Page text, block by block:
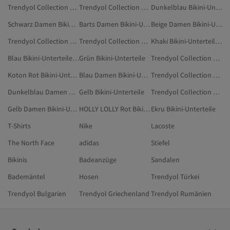
Trendyol Collection Mehrfarbig Bikini-Unterteile
Trendyol Collection Türkis Bikini-Unterteile
Dunkelblau Bikini-Unterteile In Übergröße
Schwarz Damen Bikini-Unterteile In Übergröße
Barts Damen Bikini-Unterteile
Beige Damen Bikini-Unterteile
Trendyol Collection Burgundrot Bikinis
Trendyol Collection Khaki Bikini-Unterteile
Khaki Bikini-Unterteile In Übergröße
Blau Bikini-Unterteile In ÜbergrößeGrün Bikini-Unterteile
Trendyol Collection Ekru Bikini-Unterteile
Koton Rot Bikini-Unterteile
Blau Damen Bikini-Unterteile In Übergröße
Trendyol Collection Grün Bikini-Unterteile
Dunkelblau Damen Bikini-Unterteile In Übergröße Gelb Bikini-Unterteile
Trendyol Collection Burgundrot Bikini-Oberteile
Gelb Damen Bikini-Unterteile
HOLLY LOLLY Rot Bikini-Unterteile Ekru Bikini-Unterteile
T-Shirts
Nike
Lacoste
The North Face
adidas
Stiefel
Bikinis
Badeanzüge
Sandalen
Bademäntel
Hosen
Trendyol Türkei
Trendyol Bulgarien
Trendyol Griechenland Trendyol Rumänien